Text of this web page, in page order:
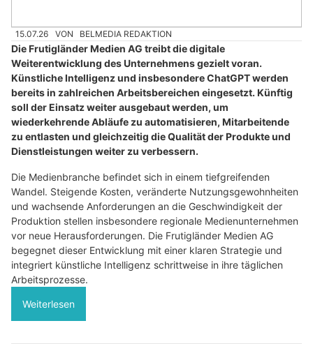
15.07.26 VON BELMEDIA REDAKTION
Die Frutigländer Medien AG treibt die digitale
Weiterentwicklung des Unternehmens gezielt voran.
Künstliche Intelligenz und insbesondere ChatGPT werden
bereits in zahlreichen Arbeitsbereichen eingesetzt. Künftig
soll der Einsatz weiter ausgebaut werden, um
wiederkehrende Abläufe zu automatisieren, Mitarbeitende
zu entlasten und gleichzeitig die Qualität der Produkte und
Dienstleistungen weiter zu verbessern.
Die Medienbranche befindet sich in einem tiefgreifenden
Wandel. Steigende Kosten, veränderte Nutzungsgewohnheiten
und wachsende Anforderungen an die Geschwindigkeit der
Produktion stellen insbesondere regionale Medienunternehmen
vor neue Herausforderungen. Die Frutigländer Medien AG
begegnet dieser Entwicklung mit einer klaren Strategie und
integriert künstliche Intelligenz schrittweise in ihre täglichen
Arbeitsprozesse.
Weiterlesen